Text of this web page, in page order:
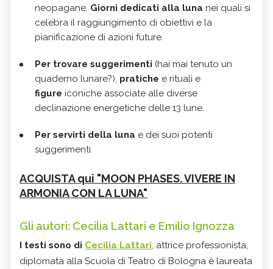
neopagane. Giorni dedicati alla luna nei quali si
celebra il raggiungimento di obiettivi e la
pianificazione di azioni future.
Per trovare suggerimenti (hai mai tenuto un
quaderno lunare?), pratiche e rituali e
figure iconiche associate alle diverse
declinazione energetiche delle 13 lune.
Per servirti della luna e dei suoi potenti
suggerimenti.
ACQUISTA qui "MOON PHASES. VIVERE IN
ARMONIA CON LA LUNA"
Gli autori: Cecilia Lattari e Emilio Ignozza
I testi sono di Cecilia Lattari, attrice professionista,
diplomata alla Scuola di Teatro di Bologna è laureata